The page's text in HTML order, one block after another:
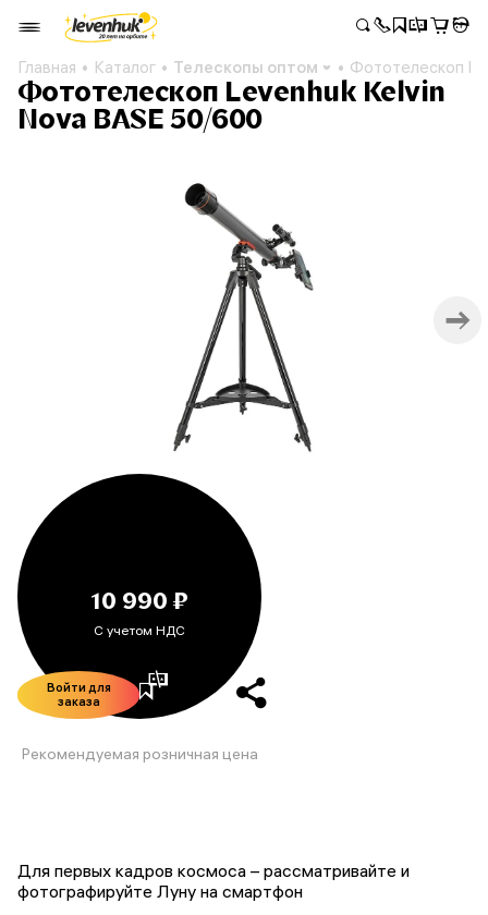
Главная Каталог Телескопы оптом Фототелескоп
Фототелескоп Levenhuk Kelvin
Nova BASE 50/600
10 990 ₽
С учетом НДС
Войти для
заказа
Рекомендуемая розничная цена
Для первых кадров космоса – рассматривайте и
фотографируйте Луну на смартфон